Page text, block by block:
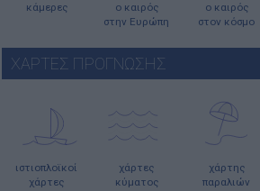
κάμερες
ο καιρός
στην Ευρώπη
ο καιρός
στον κόσμο
ΧΑΡΤΕΣ ΠΡΟΓΝΩΣΗΣ
ιστιοπλοϊκοί
χάρτες
χάρτες
κύματος
χάρτης
παραλιών